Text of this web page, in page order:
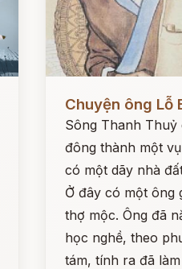
Chuyện ông Lỗ
Sông Thanh
đông thành một
có một dãy nhà
Ở đây có một ông
thợ mộc. Ông đã
học nghề, theo
tám, tính ra đã